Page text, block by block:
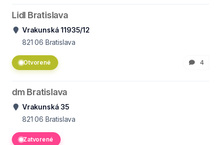
Lidl Bratislava
Vrakunská 11935/12
821 06 Bratislava
Otvorené 4
dm Bratislava
Vrakunská 35
821 06 Bratislava
Zatvorené